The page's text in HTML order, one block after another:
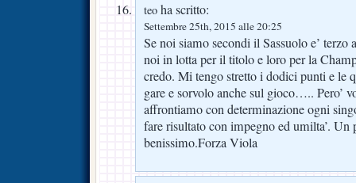
teo ha scritto:
Settembre 25th, 2015 alle 20:25
Se noi siamo secondi il Sassuolo e’
noi in lotta per il titolo e loro per la
credo. Mi tengo stretto i dodici punti e le
gare e sorvolo anche sul gioco….. Pero’
affrontiamo con determinazione ogni
fare risultato con impegno ed umilta’. Un
benissimo.Forza Viola